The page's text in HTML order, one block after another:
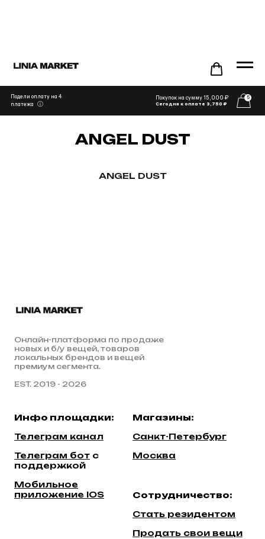
Подели оплату на 4
платежа
ⓘ
Покупок на сумму 15,000 ₽
Сегодня к оплате 3,750 ₽
5
ANGEL DUST
ANGEL DUST
Онлайн-платформа по продаже
новых и б/у вещей, товаров
локальных брендов и вещей
премиум сегмента.
EST. 2019 - 2026
Инфо площадки:
Телеграм канал
Телеграм бот c
поддержкой
Мобильное
приложение IOS
Магазины:
Санкт-Петербург
Москва
Сотрудничество:
Стать резидентом
Продать свои вещи